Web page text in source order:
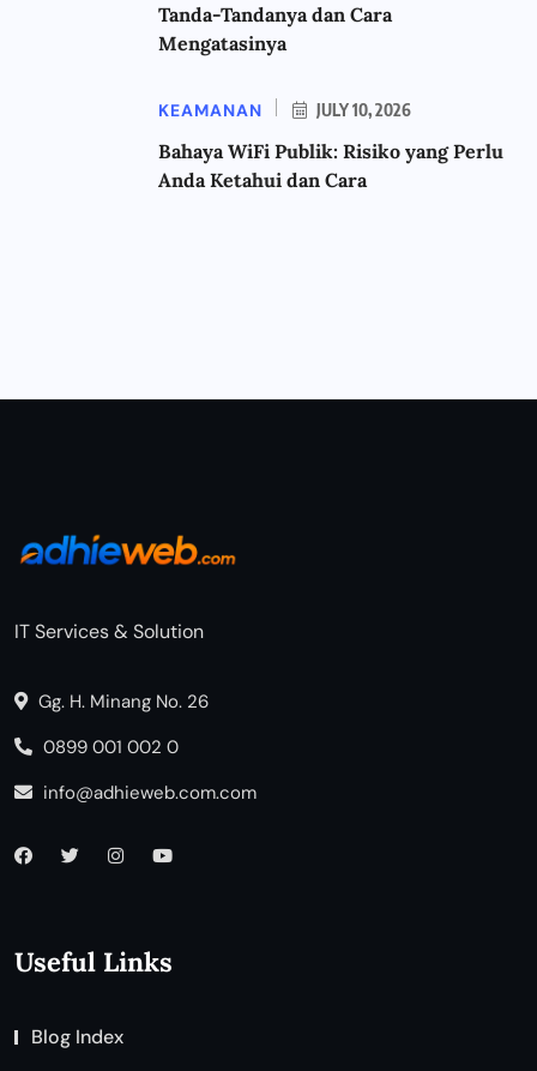
Tanda-Tandanya dan Cara
Mengatasinya
KEAMANAN JULY 10, 2026
Bahaya WiFi Publik: Risiko yang Perlu
Anda Ketahui dan Cara
IT Services & Solution
Gg. H. Minang No. 26
0899 001 002 0
info@adhieweb.com.com
Useful Links
Blog Index